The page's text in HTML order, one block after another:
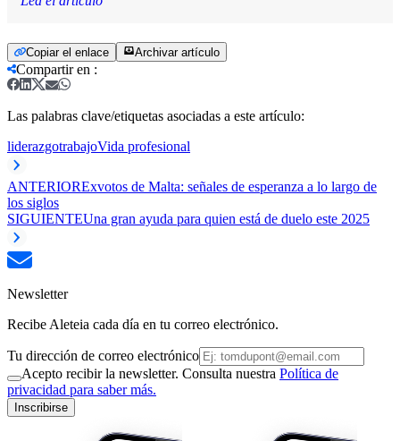
Copiar el enlace Archivar artículo
Compartir en :
Las palabras clave/etiquetas asociadas a este artículo:
liderazgotrabajoVida profesional
ANTERIORExvotos de Malta: señales de esperanza a lo largo de
los siglos
SIGUIENTEUna gran ayuda para quien está de duelo este 2025
Newsletter
Recibe Aleteia cada día en tu correo electrónico.
Tu dirección de correo electrónico
Acepto recibir la newsletter. Consulta nuestra Política de
privacidad para saber más.
Inscribirse